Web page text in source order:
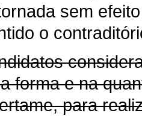
sem
o
forma e na
para